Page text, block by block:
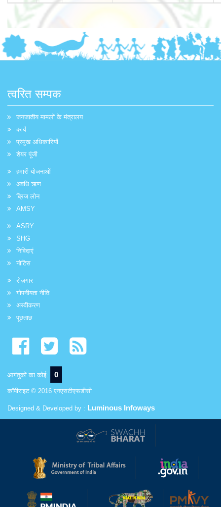
त्वरित सम्पक
जनजातीय मामलों के मंत्रालय
कार्य
प्रमुख अधिकारियों
शेयर पूंजी
हमारी योजनाओं
अवधि ऋण
ब्रिज लोन
AMSY
ASRY
SHG
निविदाएं
नोटिस
रोज़गार
गोपनीयता नीति
अस्वीकरण
पूछताछ
आगंतुकों का कोई: 0
कॉपीराइट © 2016 एनएसटीएफडीसी
Designed & Developed by : Luminous Infoways